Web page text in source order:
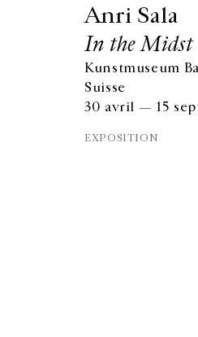
Anri Sala
In the Midst
Kunstmuseum
Suisse
30 avril — 15
EXPOSITION
GALERIE CHANTAL
+33 1 42 77 38 87